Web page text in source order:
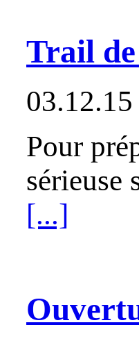
Trail de
03.12.15
Pour
sérieuse
[...]